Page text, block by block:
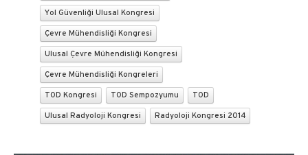
Yol Güvenliği Ulusal Kongresi
Çevre Mühendisliği Kongresi
Ulusal Çevre Mühendisliği Kongresi
Çevre Mühendisliği Kongreleri
TOD Kongresi TOD Sempozyumu TOD
Ulusal Radyoloji Kongresi Radyoloji Kongresi 2014